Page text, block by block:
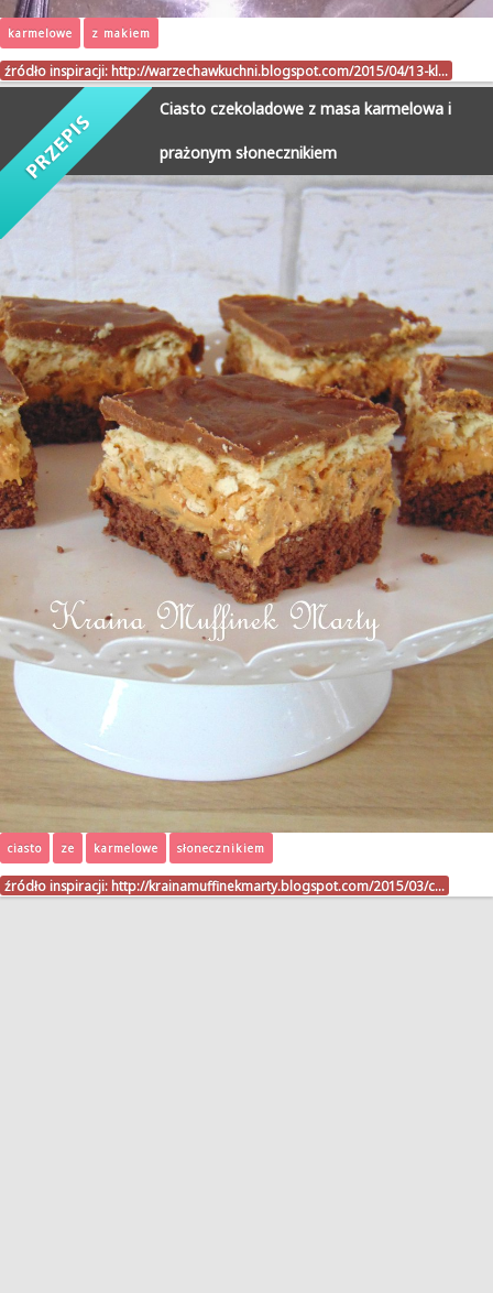
karmelowe z makiem
źródło inspiracji: http://warzechawkuchni.blogspot.com/2015/04/13-kl…
Ciasto czekoladowe z masa karmelowa i
prażonym słonecznikiem
ciasto ze karmelowe słonecznikiem
źródło inspiracji: http://krainamuffinekmarty.blogspot.com/2015/03/c…